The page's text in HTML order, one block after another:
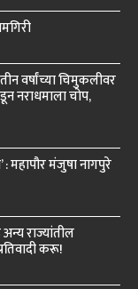
वर्षांच्या चिमुकलीवर
नराधमाला चोप,
: महापौर मंजुषा नागपुरे
राज्यांतील
करू!